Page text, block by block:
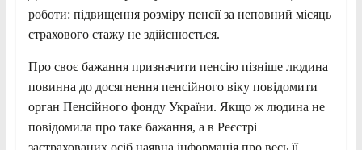
роботи: підвищення розміру пенсії за неповний місяць
страхового стажу не здійснюється.
Про своє бажання призначити пенсію пізніше людина
повинна до досягнення пенсійного віку повідомити
орган Пенсійного фонду України. Якщо ж людина не
повідомила про таке бажання, а в Реєстрі
застрахованих осіб наявна інформація про весь її